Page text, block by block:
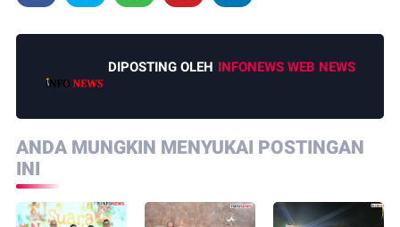
DIPOSTING OLEH INFONEWS WEB NEWS
ANDA MUNGKIN MENYUKAI POSTINGAN
INI